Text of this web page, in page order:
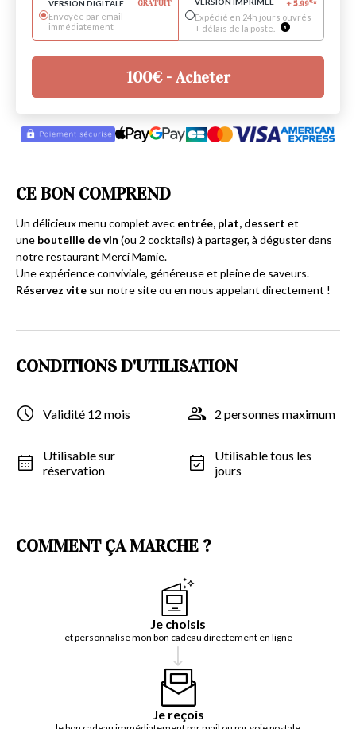
VERSION DIGITALE GRATUIT
Envoyée par email
immédiatement
+5.99 *
Expédié en 24h jours ouvrés
+ délais de la poste.
100€- Acheter
CE BON COMPREND
Un délicieux menu complet avec entrée, plat, dessert et
une bouteille de vin (ou 2 cocktails) à partager, à déguster dans
notre restaurant Merci Mamie.
Une expérience conviviale, généreuse et pleine de saveurs.
Réservez vite sur notre site ou en nous appelant directement !
CONDITIONS D'UTILISATION
Validité 12 mois 2 personnes maximum
Utilisable sur
réservation
Utilisable tous les
jours
COMMENT ÇA MARCHE ?
Je choisis
et personnalise mon bon cadeau directement en ligne
Je reçois